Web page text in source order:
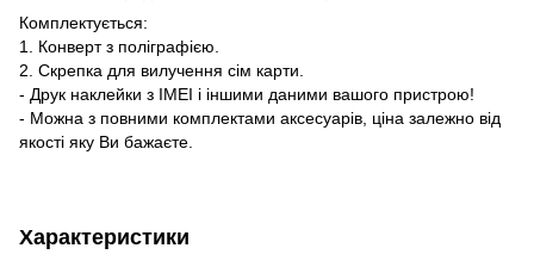
Комплектується:
1. Конверт з поліграфією.
2. Скрепка для вилучення сім карти.
- Друк наклейки з IMEI і іншими даними вашого пристрою!
- Можна з повними комплектами аксесуарів, ціна залежно від
якості яку Ви бажаєте.
Характеристики